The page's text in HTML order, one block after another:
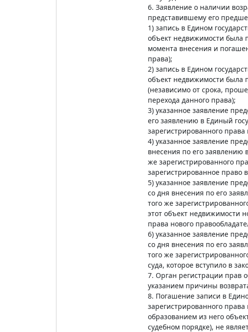
6. Заявление о наличии
представившему его
1) запись в Едином
объект недвижимости была
момента внесения и
права);
2) запись в Едином
объект недвижимости была
(независимо от срока,
перехода данного права);
3) указанное заявление
его заявлению в Единый
зарегистрированного
4) указанное заявление
внесения по его
же зарегистрированного
зарегистрированное право
5) указанное заявление
со дня внесения по его
того же
этот объект недвижимости
права нового
6) указанное заявление
со дня внесения по его
того же
суда, которое вступило в
7. Орган регистрации прав
указанием причины
8. Погашение записи в
зарегистрированного
образованием из него
судебном порядке), не